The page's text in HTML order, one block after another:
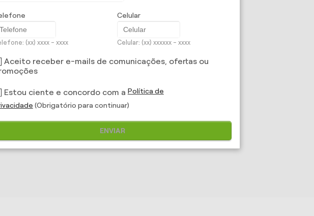
(xx) xxxx - xxxx
Celular
Celular: (xx) xxxxxx - xxxx
Aceito receber e-mails de comunicações, ofertas ou
Estou ciente e concordo com a Política de
(Obrigatório para continuar)
ENVIAR